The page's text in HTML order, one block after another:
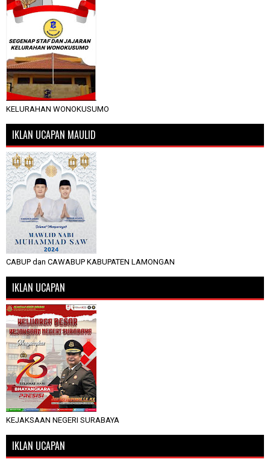
KELURAHAN WONOKUSUMO
IKLAN UCAPAN MAULID
CABUP dan CAWABUP KABUPATEN LAMONGAN
IKLAN UCAPAN
KEJAKSAAN NEGERI SURABAYA
IKLAN UCAPAN